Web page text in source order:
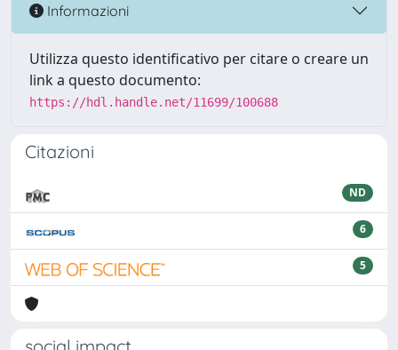
Informazioni
Utilizza questo identificativo per citare o creare un
link a questo documento:
https://hdl.handle.net/11699/100688
Citazioni
ND
6
5